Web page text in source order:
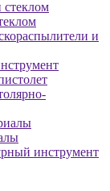
и
инструмент